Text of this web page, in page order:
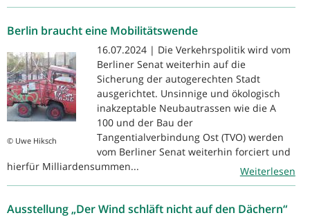
Berlin braucht eine Mobilitätswende
© Uwe Hiksch
16.07.2024 | Die Verkehrspolitik wird vom
Berliner Senat weiterhin auf die
Sicherung der autogerechten Stadt
ausgerichtet. Unsinnige und ökologisch
inakzeptable Neubautrassen wie die A
100 und der Bau der
Tangentialverbindung Ost (TVO) werden
vom Berliner Senat weiterhin forciert und
hierfür Milliardensummen...
Weiterlesen
Ausstellung „Der Wind schläft nicht auf den Dächern“